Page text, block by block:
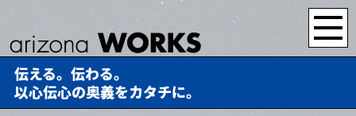
伝える。伝わる。
以心伝心の奥義をカタチに。